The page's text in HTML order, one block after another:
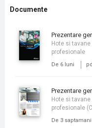
Documente
prezentare
De 6 luni
Hote si
profesionale
prezentare
De 3 saptamani
Hote si
profesionale